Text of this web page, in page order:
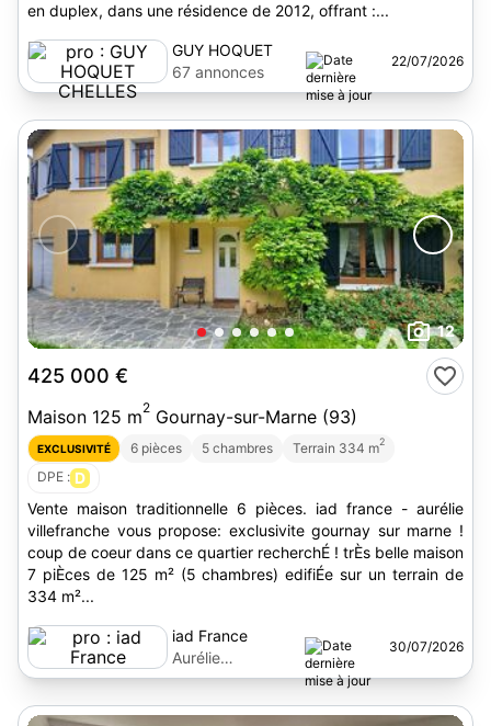
en duplex, dans une résidence de 2012, offrant :...
GUY HOQUET
CHELLES
67 annonces
22/07/2026
12
425 000 €
Maison 125 m2 Gournay-sur-Marne (93)
EXCLUSIVITÉ 6 pièces 5 chambres Terrain 334 m2
DPE : D
Vente maison traditionnelle 6 pièces. iad france - aurélie
villefranche vous propose: exclusivite gournay sur marne !
coup de coeur dans ce quartier recherchÉ ! trÈs belle maison
7 piÈces de 125 m² (5 chambres) edifiÉe sur un terrain de
334 m²...
iad France
Aurélie
Villefranche
30/07/2026